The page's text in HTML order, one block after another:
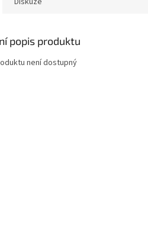
popis produktu
není dostupný